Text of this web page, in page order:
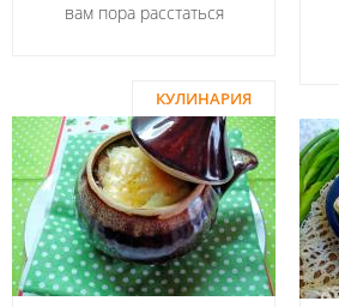
вам пора расстаться
КУЛИНАРИЯ